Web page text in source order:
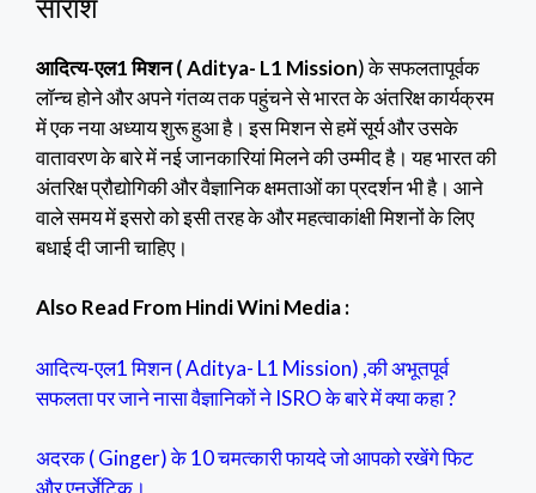
आदित्य-एल1 मिशन ( Aditya- L1 Mission)के सफलतापूर्वक
लॉन्च होने और अपने गंतव्य तक पहुंचने से भारत के अंतरिक्ष कार्यक्रम
में एक नया अध्याय शुरू हुआ है। इस मिशन से हमें सूर्य और उसके
वातावरण के बारे में नई जानकारियां मिलने की उम्मीद है। यह भारत की
अंतरिक्ष प्रौद्योगिकी और वैज्ञानिक क्षमताओं का प्रदर्शन भी है। आने
वाले समय में इसरो को इसी तरह के और महत्वाकांक्षी मिशनों के लिए
बधाई दी जानी चाहिए।
Also Read From Hindi Wini Media :
आदित्य-एल1 मिशन ( Aditya- L1 Mission) ,की अभूतपूर्व
सफलता पर जाने नासा वैज्ञानिकों ने ISRO के बारे में क्या कहा ?
अदरक ( Ginger) के 10 चमत्कारी फायदे जो आपको रखेंगे फिट
और एनर्जेटिक।